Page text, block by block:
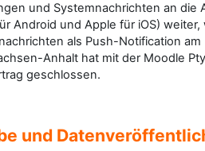
und Systemnachrichten an die
Android und Apple für iOS)
als Push-Notification
Anhalt hat mit der Moodle
geschlossen.
und